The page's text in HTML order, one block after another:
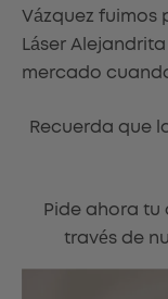
Vázquez fuimos
Láser
mercado
Recuerda que
Pide ahora tu
través de